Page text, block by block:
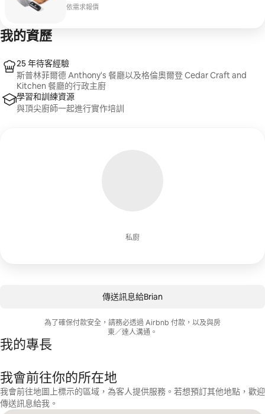
依需求報價
我的資歷
私廚
25 年待客經驗
斯普林菲爾德 Anthony's 餐廳以及格倫奧爾登 Cedar Craft and
Kitchen 餐廳的行政主廚
學習和訓練資源
與頂尖廚師一起進行實作培訓
傳送訊息給Brian
為了確保付款安全，請務必透過 Airbnb 付款，以及與房
東／達人溝通。
我的專長
我會前往你的所在地
我會前往地圖上標示的區域，為客人提供服務。若想預訂其他地點，歡迎
傳送訊息給我。